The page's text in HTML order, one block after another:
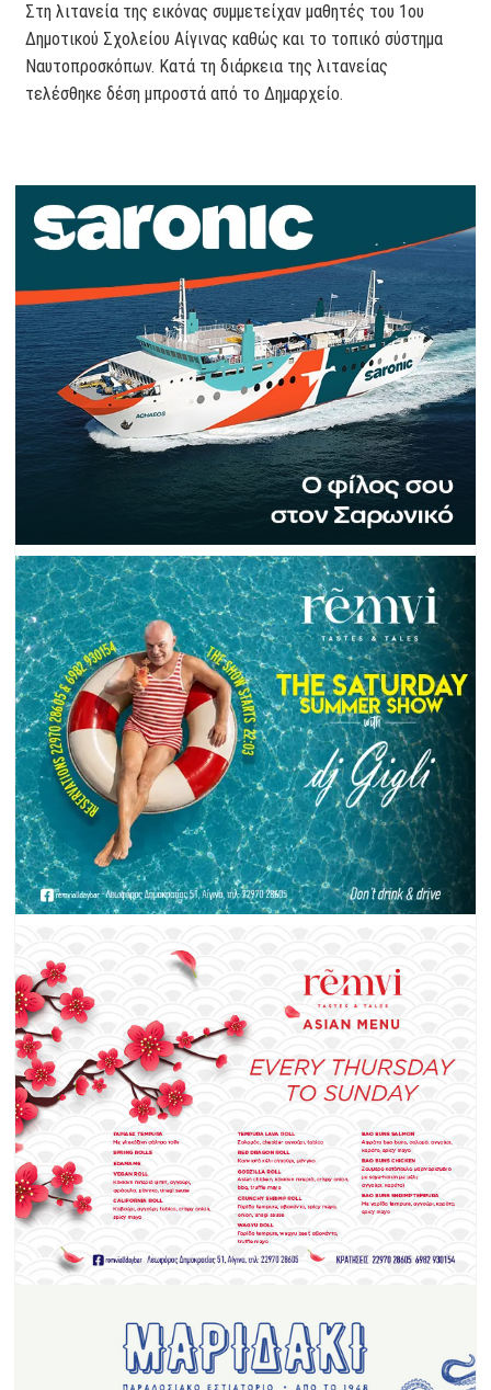
Στη λιτανεία της εικόνας συμμετείχαν μαθητές του 1ου
Δημοτικού Σχολείου Αίγινας καθώς και το τοπικό σύστημα
Ναυτοπροσκόπων. Κατά τη διάρκεια της λιτανείας
τελέσθηκε δέση μπροστά από το Δημαρχείο.